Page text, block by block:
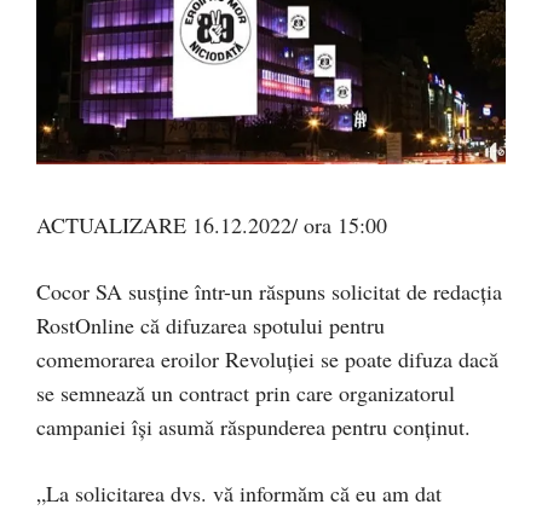
ACTUALIZARE 16.12.2022/ ora 15:00
Cocor SA susține într-un răspuns solicitat de redacția
RostOnline că difuzarea spotului pentru
comemorarea eroilor Revoluției se poate difuza dacă
se semnează un contract prin care organizatorul
campaniei își asumă răspunderea pentru conținut.
„La solicitarea dvs. vă informăm că eu am dat